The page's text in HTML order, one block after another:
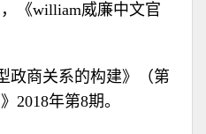
《william威廉中文官
政商关系的构建》（第
2018年第8期。